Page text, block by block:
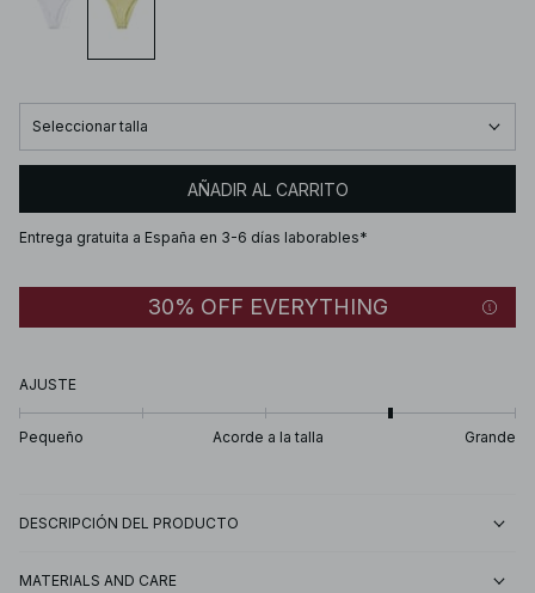
Seleccionar talla
AÑADIR AL CARRITO
Entrega gratuita a España en 3-6 días laborables*
30% OFF EVERYTHING
AJUSTE
Pequeño Acorde a la talla Grande
DESCRIPCIÓN DEL PRODUCTO
MATERIALS AND CARE